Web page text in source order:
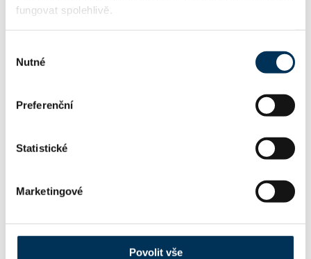
fungovat spolehlivě.
souhlasu
Nutné
Preferenční
Statistické
Marketingové
Povolit vše
16 obchodní právo
19 e-commerce
FIRMA
Název: MACH LEGAL, advokátní kancelář s.r.o.